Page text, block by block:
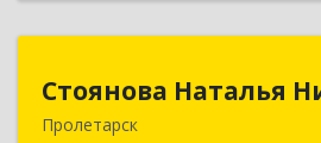
Стоянова Наталья
Пролетарск